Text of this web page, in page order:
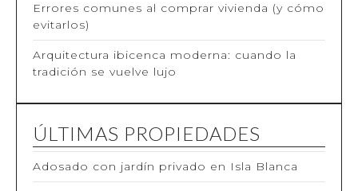
Errores comunes al comprar vivienda (y cómo
evitarlos)
Arquitectura ibicenca moderna: cuando la
tradición se vuelve lujo
ÚLTIMAS PROPIEDADES
Adosado con jardín privado en Isla Blanca